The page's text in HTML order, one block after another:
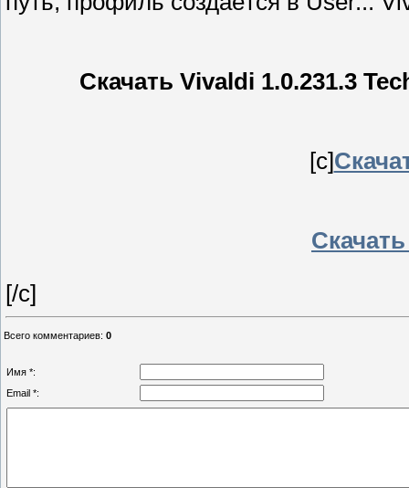
Скачать Vivaldi 1.0.231.3
[c]
[/c]
Всего комментариев: 0
Имя *:
Email *: